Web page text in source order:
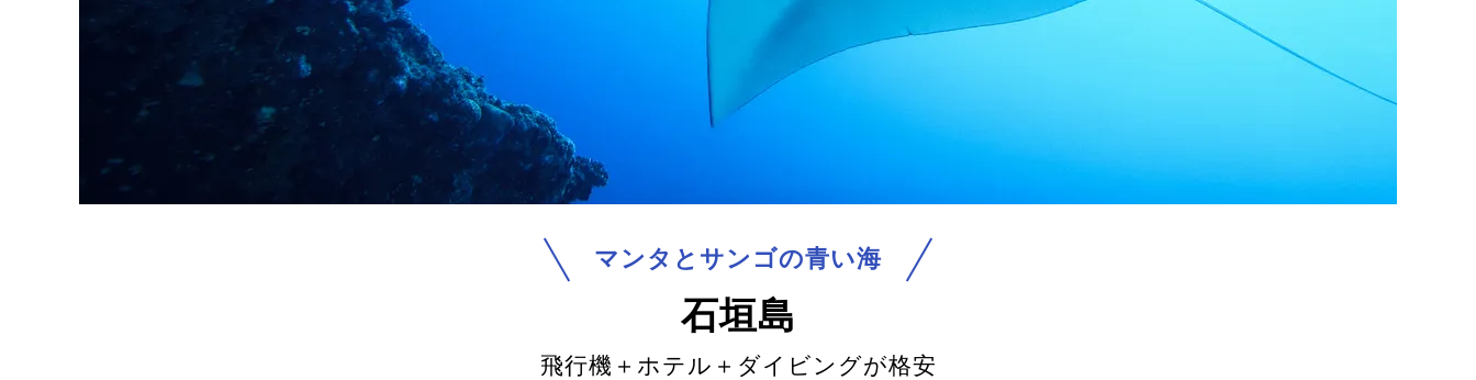
マンタとサンゴの青い海
石垣島
飛行機＋ホテル＋ダイビングが格安